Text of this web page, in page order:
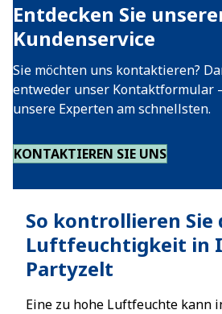
Entdecken Sie
Kundenservice
Sie möchten uns kontaktieren?
entweder unser Kontaktformular
unsere Experten am schnellsten.
KONTAKTIEREN SIE UNS
So kontrollieren Sie
Luftfeuchtigkeit in
Partyzelt
Eine zu hohe Luftfeuchte kann